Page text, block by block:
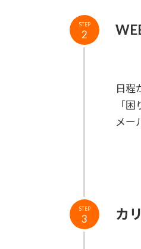
日程
「
メー
STEP
2
カ
STEP
3